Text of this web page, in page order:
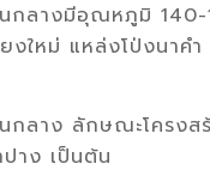
ลางมีอุณหภูมิ 140-
งใหม่ แหล่งโป่งนา
ลาง ลักษณะโครงส
าง เป็นต้น